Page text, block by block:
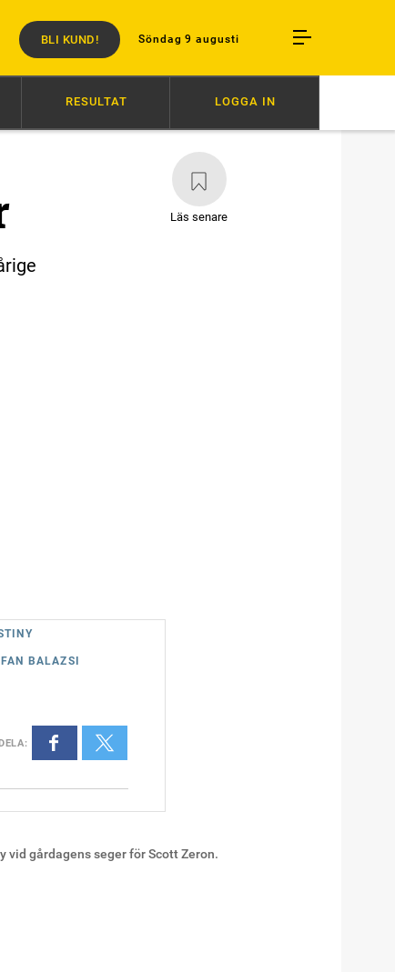
Söndag 9 augusti
BLI KUND!
RESTEN AV ÅRET VÄRLDENS SNABBASTE VANN
RESULTAT LOGGA IN
Läs senare
vid gårdagens seger för Scott Zeron.
BALAZSI
: